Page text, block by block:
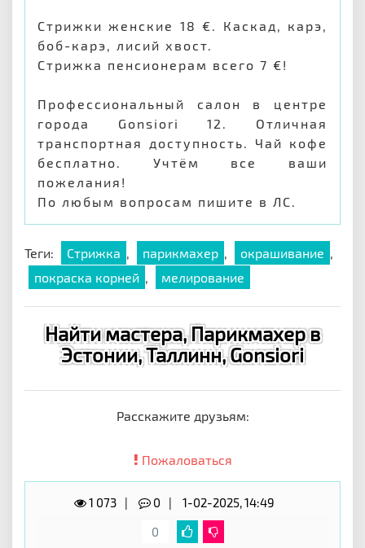
Стрижки женские 18 €. Каскад, карэ,
боб-карэ, лисий хвост.
Стрижка пенсионерам всего 7 €!
Профессиональный салон в центре
города Gonsiori 12. Отличная
транспортная доступность. Чай кофе
бесплатно. Учтём все ваши
пожелания!
По любым вопросам пишите в ЛС.
Теги: Стрижка , парикмахер , окрашивание ,
покраска корней , мелирование
Найти мастера, Парикмахер в
Эстонии, Таллинн, Gonsiori
Расскажите друзьям:
Пожаловаться
1 073 0
1-02-2025, 14:49
0